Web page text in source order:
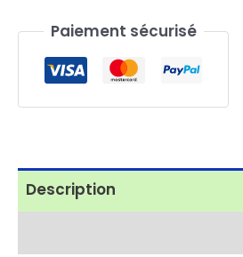
Paiement sécurisé
Description